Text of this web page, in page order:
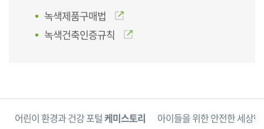
녹색제품구매법
녹색건축인증규칙
어린이 환경과 건강 포털케미스토리 아이들을 위한 안전한 세상